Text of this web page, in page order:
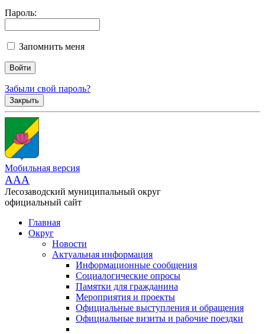
Пароль:
Запомнить меня
Забыли свой пароль?
Закрыть
Мобильная версия
AAA
Лесозаводский муниципальный округ
официальный сайт
Главная
Округ
Новости
Актуальная информация
Информационные сообщения
Социалогические опросы
Памятки для гражданина
Мероприятия и проекты
Официальные выступления и обращения
Официальные визиты и рабочие поездки